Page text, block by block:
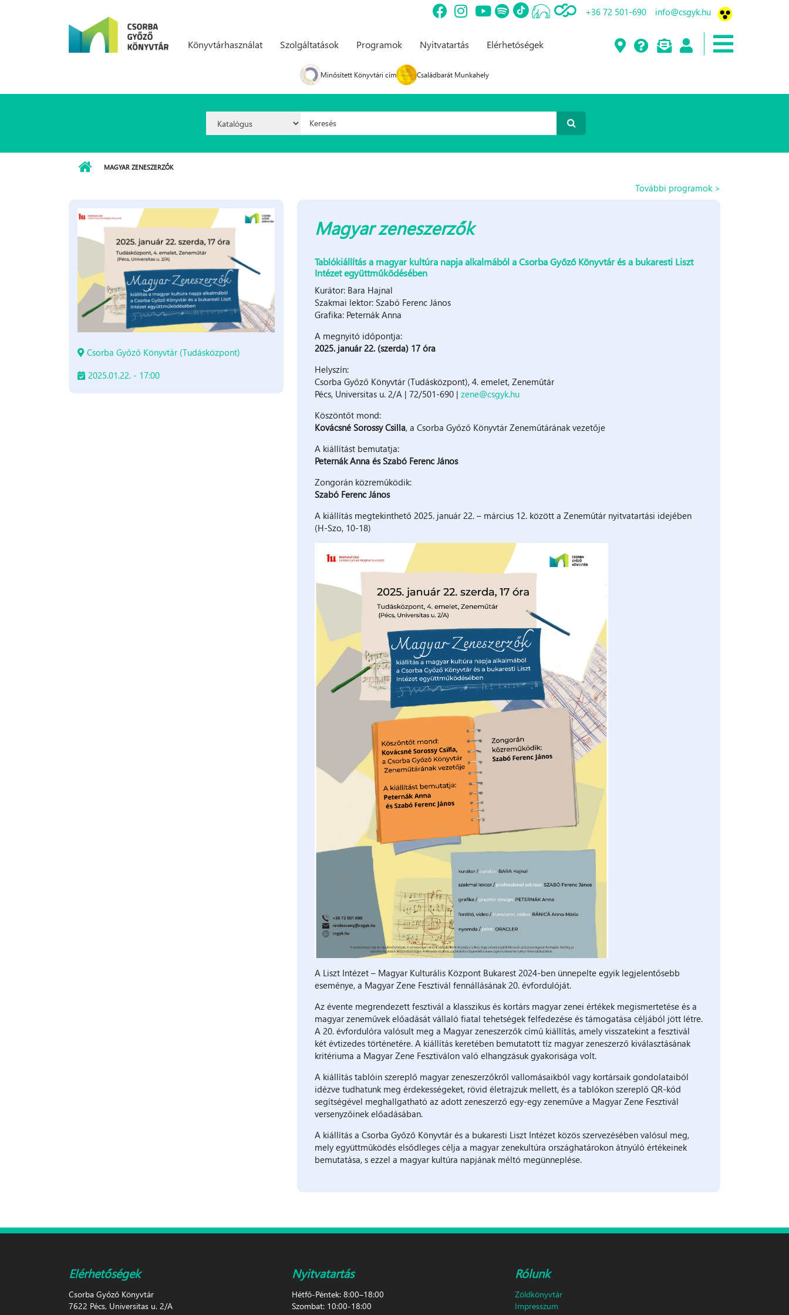
+36 72 501-690 info@csgyk.hu
Könyvtárhasználat Szolgáltatások Programok Nyitvatartás Elérhetőségek
Minősített Könyvtári cím Családbarát Munkahely
Option:
Keresés űrlap
MAGYAR ZENESZERZŐK
További programok >
Csorba Győző Könyvtár (Tudásközpont)
2025.01.22. - 17:00
Magyar zeneszerzők
Tablókiállítás a magyar kultúra napja alkalmából a Csorba Győző Könyvtár és a bukaresti Liszt
Intézet együttműködésében
Kurátor: Bara Hajnal
Szakmai lektor: Szabó Ferenc János
Grafika: Peternák Anna
A megnyitó időpontja:
2025. január 22. (szerda) 17 óra
Helyszín:
Csorba Győző Könyvtár (Tudásközpont), 4. emelet, Zeneműtár
Pécs, Universitas u. 2/A | 72/501-690 | zene@csgyk.hu
Köszöntőt mond:
Kovácsné Sorossy Csilla, a Csorba Győző Könyvtár Zeneműtárának vezetője
A kiállítást bemutatja:
Peternák Anna és Szabó Ferenc János
Zongorán közreműködik:
Szabó Ferenc János
A kiállítás megtekinthető 2025. január 22. – március 12. között a Zeneműtár nyitvatartási idejében
(H-Szo, 10-18)
A Liszt Intézet – Magyar Kulturális Központ Bukarest 2024-ben ünnepelte egyik legjelentősebb
eseménye, a Magyar Zene Fesztivál fennállásának 20. évfordulóját.
Az évente megrendezett fesztivál a klasszikus és kortárs magyar zenei értékek megismertetése és a
magyar zeneművek előadását vállaló fiatal tehetségek felfedezése és támogatása céljából jött létre.
A 20. évfordulóra valósult meg a Magyar zeneszerzők című kiállítás, amely visszatekint a fesztivál
két évtizedes történetére. A kiállítás keretében bemutatott tíz magyar zeneszerző kiválasztásának
kritériuma a Magyar Zene Fesztiválon való elhangzásuk gyakorisága volt.
A kiállítás tablóin szereplő magyar zeneszerzőkről vallomásaikból vagy kortársaik gondolataiból
idézve tudhatunk meg érdekességeket, rövid életrajzuk mellett, és a tablókon szereplő QR-kód
segítségével meghallgatható az adott zeneszerző egy-egy zeneműve a Magyar Zene Fesztivál
versenyzőinek előadásában.
A kiállítás a Csorba Győző Könyvtár és a bukaresti Liszt Intézet közös szervezésében valósul meg,
mely együttműködés elsődleges célja a magyar zenekultúra országhatárokon átnyúló értékeinek
bemutatása, s ezzel a magyar kultúra napjának méltó megünneplése.
Elérhetőségek
Csorba Győző Könyvtár
7622 Pécs, Universitas u. 2/A
Nyitvatartás
Hétfő-Péntek: 8:00–18:00
Szombat: 10:00-18:00
Rólunk
Zöldkönyvtár
Impresszum